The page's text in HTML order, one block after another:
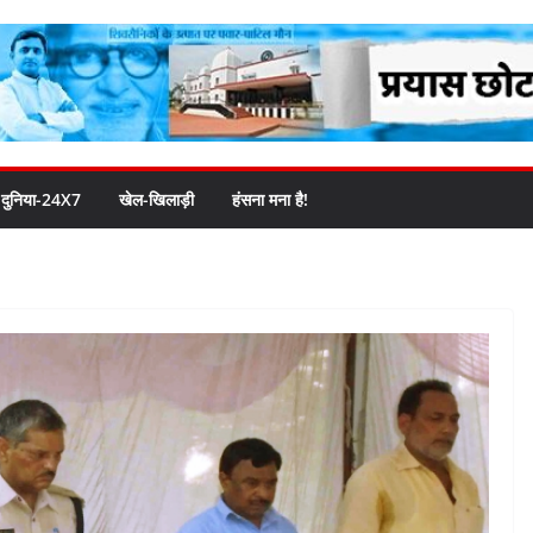
दुनिया-24X7 खेल-खिलाड़ी हंसना मना है!